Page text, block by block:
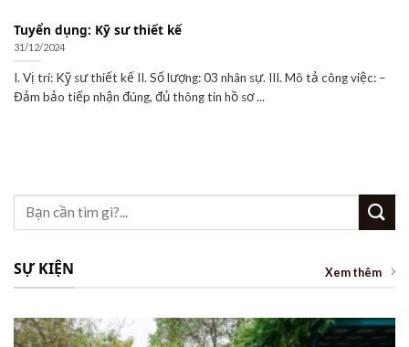
Tuyển dụng: Kỹ sư thiết kế
31/12/2024
I. Vị trí: Kỹ sư thiết kế II. Số lượng: 03 nhân sự. III. Mô tả công việc: –
Đảm bảo tiếp nhận đúng, đủ thông tin hồ sơ ...
Search
SỰ KIỆN Xem thêm